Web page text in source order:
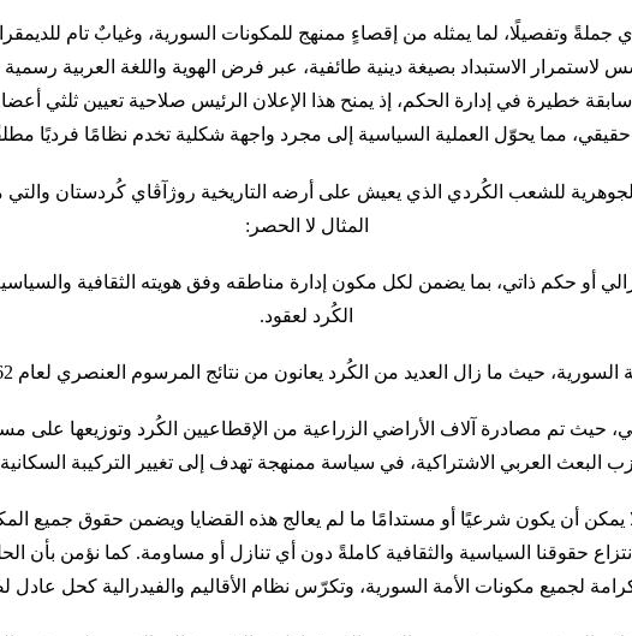
جملةً وتفصيلًا، لما يمثله من إقصاءٍ ممنهج للمكونات السورية، وغيابٌ تام
الاستبداد بصيغة دينية طائفية، عبر فرض الهوية واللغة العربية
خطيرة في إدارة الحكم، إذ يمنح هذا الإعلان الرئيس صلاحية تعيين
حقيقي، مما يحوّل العملية السياسية إلى مجرد واجهة شكلية تخدم نظامًا فرديًا
للشعب الكُردي الذي يعيش على أرضه التاريخية روژآڤاي كُردستان
المثال لا الحصر:
أو حكم ذاتي، بما يضمن لكل مكون إدارة مناطقه وفق هويته الثقافية
الكُرد لعقود.
العديد من الكُرد يعانون من نتائج المرسوم العنصري لعام 1962، الذي سلبهم حقوقهم المدنية والسياسية.
حيث تم مصادرة آلاف الأراضي الزراعية من الإقطاعيين الكُرد وتوزيعها على
البعث العربي الاشتراكية، في سياسة ممنهجة تهدف إلى تغيير التركيبة
أن يكون شرعيًا أو مستدامًا ما لم يعالج هذه القضايا ويضمن حقوق جميع
حقوقنا السياسية والثقافية كاملةً دون أي تنازل أو مساومة. كما نؤمن بأن
لجميع مكونات الأمة السورية، وتكرّس نظام الأقاليم والفيدرالية كحل